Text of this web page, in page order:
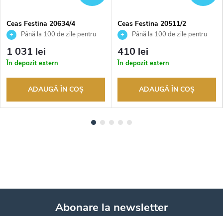
Ceas Festina 20634/4
Până la 100 de zile pentru
returnarea bunurilor. Vânzător
autorizat
1 031 lei
În depozit extern
ADAUGĂ ÎN COŞ
Ceas Festina 20511/2
Până la 100 de zile pentru
returnarea bunurilor. Vânzător
autorizat
410 lei
În depozit extern
ADAUGĂ ÎN COŞ
Abonare la newsletter